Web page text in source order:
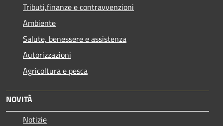
Tributi,finanze e contravvenzioni
Ambiente
Salute, benessere e assistenza
Autorizzazioni
Agricoltura e pesca
NOVITÀ
Notizie